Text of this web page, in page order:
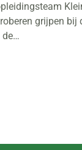
grijpen bij
de…